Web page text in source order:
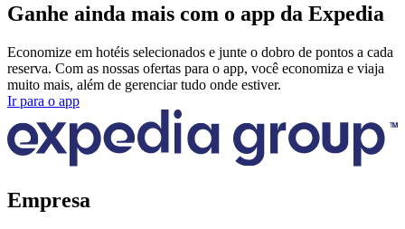
Ganhe ainda mais com o app da Expedia
Economize em hotéis selecionados e junte o dobro de pontos a cada
reserva. Com as nossas ofertas para o app, você economiza e viaja
muito mais, além de gerenciar tudo onde estiver.
Ir para o app
Empresa